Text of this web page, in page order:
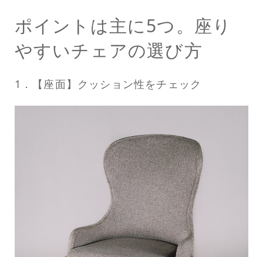
ポイントは主に5つ。座り
やすいチェアの選び方
1．【座面】クッション性をチェック